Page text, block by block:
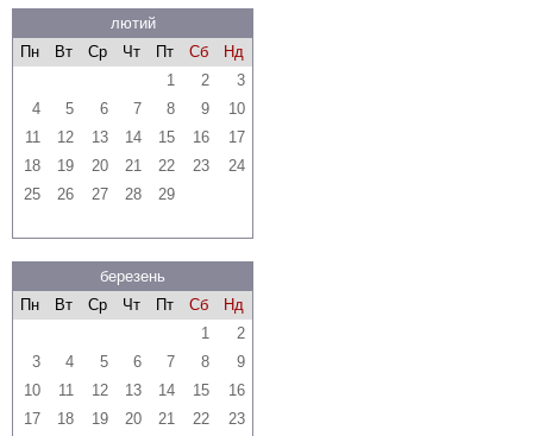
лютий
Пн
Вт Ср Чт Пт Сб
Нд
1
2
3
4
5 6 7 8 9
10
11
12 13 14 15 16
17
18
19 20 21 22 23
24
25
26 27 28 29
березень
Пн
Вт Ср Чт Пт Сб
Нд
1
2
3
4 5 6 7 8
9
10
11 12 13 14 15
16
17
18 19 20 21 22
23